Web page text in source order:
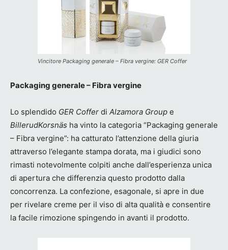
Vincitore Packaging generale – Fibra vergine: GER Coffer
Packaging generale – Fibra vergine
Lo splendido GER Coffer di Alzamora Group e
BillerudKorsnäs ha vinto la categoria “Packaging generale
– Fibra vergine”: ha catturato l’attenzione della giuria
attraverso l’elegante stampa dorata, ma i giudici sono
rimasti notevolmente colpiti anche dall’esperienza unica
di apertura che differenzia questo prodotto dalla
concorrenza. La confezione, esagonale, si apre in due
per rivelare creme per il viso di alta qualità e consentire
la facile rimozione spingendo in avanti il prodotto.